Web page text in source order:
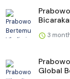
3
Global